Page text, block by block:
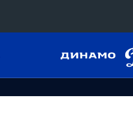
Конференция «Восток»
Динамо